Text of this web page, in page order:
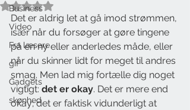
Business
Video
Fra læsere
gif
Gadgets
skønhed
Bedømt til NaN ud af 5 stjerner.
Det er aldrig let at gå imod strømmen,
især når du forsøger at gøre tingene
på en ny eller anderledes måde, eller
når du skinner lidt for meget til andres
smag. Men lad mig fortælle dig noget
vigtigt: det er okay. Det er mere end
okay; det er faktisk vidunderligt at